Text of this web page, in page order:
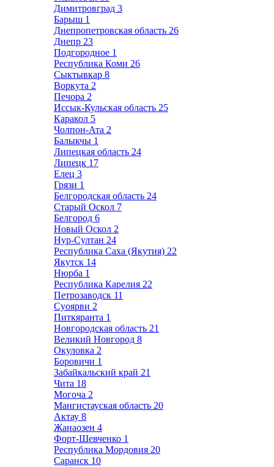
Димитровград 3
Барыш 1
Днепропетровская область 26
Днепр 23
Подгородное 1
Республика Коми 26
Сыктывкар 8
Воркута 2
Печора 2
Иссык-Кульская область 25
Каракол 5
Чолпон-Ата 2
Балыкчы 1
Липецкая область 24
Липецк 17
Елец 3
Грязи 1
Белгородская область 24
Старый Оскол 7
Белгород 6
Новый Оскол 2
Нур-Султан 24
Республика Саха (Якутия) 22
Якутск 14
Нюрба 1
Республика Карелия 22
Петрозаводск 11
Суоярви 2
Питкяранта 1
Новгородская область 21
Великий Новгород 8
Окуловка 2
Боровичи 1
Забайкальский край 21
Чита 18
Могоча 2
Мангистауская область 20
Актау 8
Жанаозен 4
Форт-Шевченко 1
Республика Мордовия 20
Саранск 10